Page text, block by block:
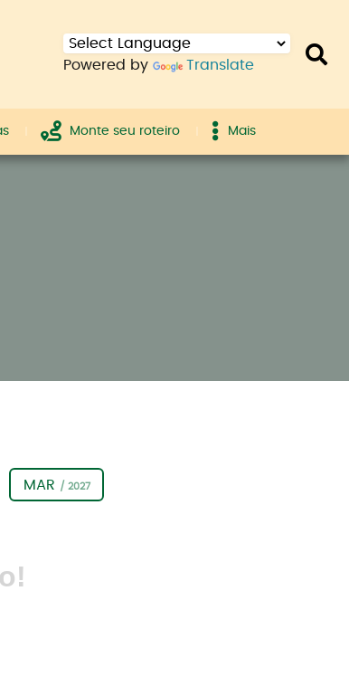
Powered by Translate
Monte seu roteiro Mais
MAR / 2027